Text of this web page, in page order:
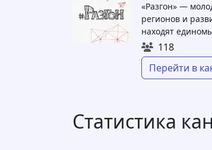
«Разгон» —
регионов и
находят
118
Перейти в
Статистика